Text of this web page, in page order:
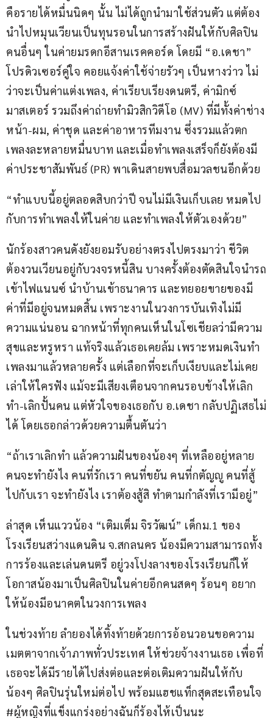
คือรายได้หมื่นนิดๆ นั้น ไม่ได้ถูกนำมาใช้ส่วนตัว แต่ต้อง
นำไปหมุนเวียนเป็นทุนรอนในการสร้างฝันให้กับศิลปิน
คนอื่นๆ ในค่ายมรดกอีสานเรคคอร์ด โดยมี “อ.เดชา”
โปรดิวเซอร์คู่ใจ คอยแจ้งค่าใช้จ่ายรัวๆ เป็นหางว่าว ไม่
ว่าจะเป็นค่าแต่งเพลง, ค่าเรียบเรียงดนตรี, ค่ามิกซ์
มาสเตอร์ รวมถึงค่าถ่ายทำมิวสิกวิดีโอ (MV) ที่มีทั้งค่าช่าง
หน้า-ผม, ค่าชุด และค่าอาหารทีมงาน ซึ่งรวมแล้วตก
เพลงละหลายหมื่นบาท และเมื่อทำเพลงเสร็จก็ยังต้องมี
ค่าประชาสัมพันธ์ (PR) พาเดินสายพบสื่อมวลชนอีกด้วย
“ทำแบบนี้อยู่ตลอดสิบกว่าปี จนไม่มีเงินเก็บเลย หมดไป
กับการทำเพลงให้ในค่าย และทำเพลงให้ตัวเองด้วย”
นักร้องสาวคนดังยังยอมรับอย่างตรงไปตรงมาว่า ชีวิต
ต้องวนเวียนอยู่กับวงจรหนี้สิน บางครั้งต้องตัดสินใจนำรถ
เข้าไฟแนนซ์ นำบ้านเข้าธนาคาร และทยอยขายของมี
ค่าที่มีอยู่จนหมดสิ้น เพราะงานในวงการบันเทิงไม่มี
ความแน่นอน ฉากหน้าที่ทุกคนเห็นในโซเชียลว่ามีความ
สุขและหรูหรา แท้จริงแล้วเธอเคยล้ม เพราะหมดเงินทำ
เพลงมาแล้วหลายครั้ง แต่เลือกที่จะเก็บเงียบและไม่เคย
เล่าให้ใครฟัง แม้จะมีเสียงเตือนจากคนรอบข้างให้เลิก
ทำ-เลิกปั้นคน แต่หัวใจของเธอกับ อ.เดชา กลับปฏิเสธไม่
ได้ โดยเธอกล่าวด้วยความตื้นตันว่า
“ถ้าเราเลิกทำ แล้วความฝันของน้องๆ ที่เหลืออยู่หลาย
คนจะทำยังไง คนที่รักเรา คนที่ขยัน คนที่กตัญญู คนที่สู้
ไปกับเรา จะทำยังไง เราต้องสู้สิ ทำตามกำลังที่เรามีอยู่”
ล่าสุด เห็นแววน้อง “เติมเต็ม จิรวัฒน์” เด็กม.1 ของ
โรงเรียนสว่างแดนดิน จ.สกลนคร น้องมีความสามารถทั้ง
การร้องและเล่นดนตรี อยู่วงโปงลางของโรงเรียนก็ให้
โอกาสน้องมาเป็นศิลปินในค่ายอีกคนสดๆ ร้อนๆ อยาก
ให้น้องมีอนาคตในวงการเพลง
ในช่วงท้าย ลำยองได้ทิ้งท้ายด้วยการอ้อนวอนขอความ
เมตตาจากเจ้าภาพทั่วประเทศ ให้ช่วยจ้างงานเธอ เพื่อที่
เธอจะได้มีรายได้ไปส่งต่อและต่อเติมความฝันให้กับ
น้องๆ ศิลปินรุ่นใหม่ต่อไป พร้อมแฮชแท็กสุดสะเทือนใจ
#ผู้หญิงที่แข็งแกร่งอย่างฉันก็ร้องไห้เป็นนะ